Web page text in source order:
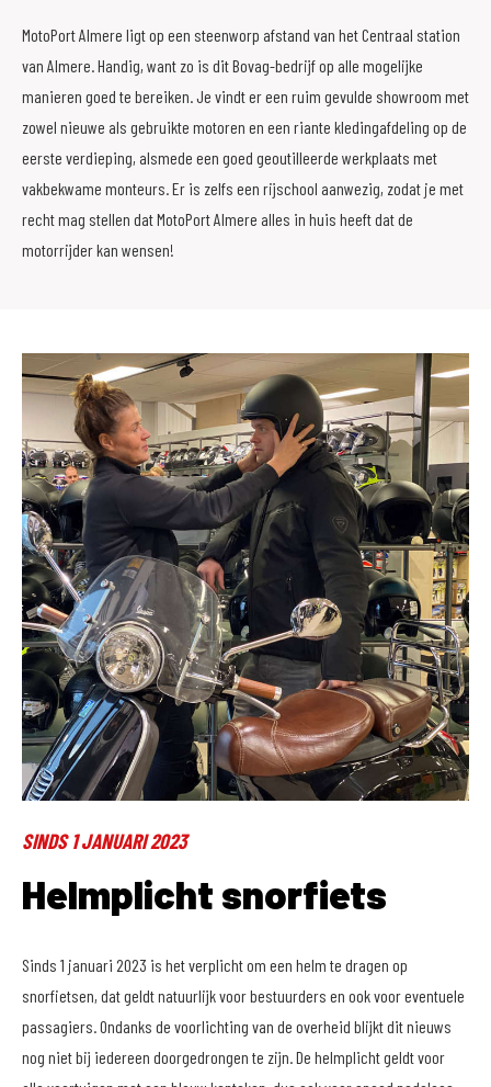
MotoPort Almere ligt op een steenworp afstand van het Centraal station
van Almere. Handig, want zo is dit Bovag-bedrijf op alle mogelijke
manieren goed te bereiken. Je vindt er een ruim gevulde showroom met
zowel nieuwe als gebruikte motoren en een riante kledingafdeling op de
eerste verdieping, alsmede een goed geoutilleerde werkplaats met
vakbekwame monteurs. Er is zelfs een rijschool aanwezig, zodat je met
recht mag stellen dat MotoPort Almere alles in huis heeft dat de
motorrijder kan wensen!
SINDS 1 JANUARI 2023
Helmplicht snorfiets
Sinds 1 januari 2023 is het verplicht om een helm te dragen op
snorfietsen, dat geldt natuurlijk voor bestuurders en ook voor eventuele
passagiers. Ondanks de voorlichting van de overheid blijkt dit nieuws
nog niet bij iedereen doorgedrongen te zijn. De helmplicht geldt voor